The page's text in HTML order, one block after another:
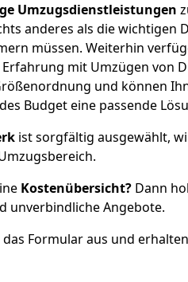
Umzugsdienstleistungen
anderes als die wichtigen
müssen. Weiterhin
mit Umzügen von
und können
Budget eine passende
ist sorgfältig ausgewählt,
Kostenübersicht? Dann
unverbindliche Angebote.
das Formular aus und